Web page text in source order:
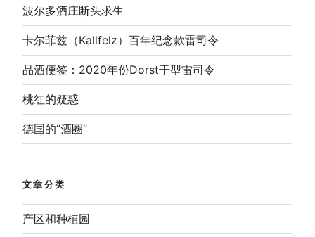
波尔多酒庄断头求生
卡尔菲兹（Kallfelz）百年纪念款雷司令
品酒便签：2020年份Dorst干型雷司令
桃红的疑惑
德国的“酒圈”
文章分类
产区和种植园